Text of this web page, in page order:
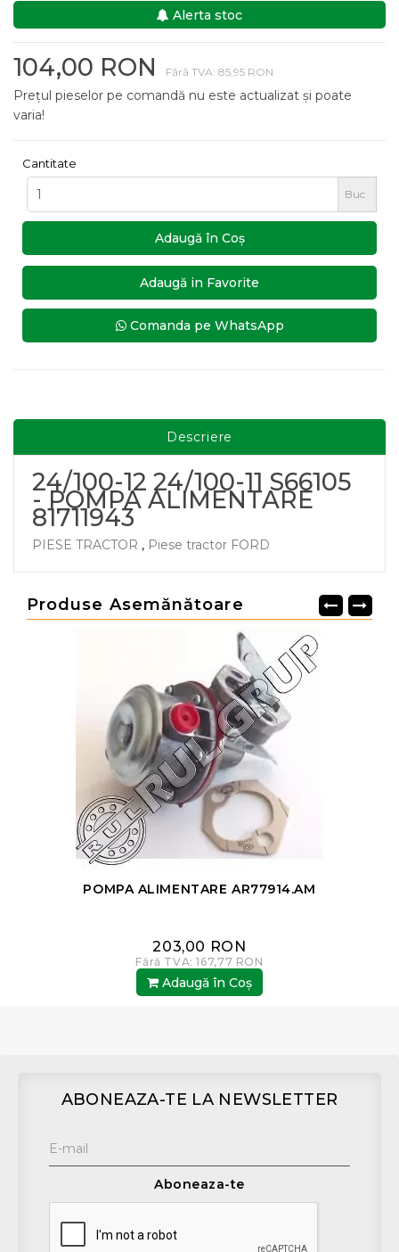
Alerta stoc
104,00 RON Fără TVA: 85,95 RON
Prețul pieselor pe comandă nu este actualizat și poate
varia!
Cantitate
Buc
Adaugă în Coş
Adaugă in Favorite
Comanda pe WhatsApp
Descriere
24/100-12 24/100-11 S66105
- POMPA ALIMENTARE
81711943
PIESE TRACTOR , Piese tractor FORD
Produse Asemănătoare
POMPA ALIMENTARE AR77914.AM
203,00 RON
Fără TVA: 167,77 RON
Adaugă în Coş
ABONEAZA-TE LA NEWSLETTER
Aboneaza-te